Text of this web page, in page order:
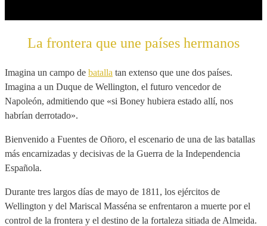
La frontera que une países hermanos
Imagina un campo de batalla tan extenso que une dos países.
Imagina a un Duque de Wellington, el futuro vencedor de
Napoleón, admitiendo que «si Boney hubiera estado allí, nos
habrían derrotado».
Bienvenido a Fuentes de Oñoro, el escenario de una de las batallas
más encarnizadas y decisivas de la Guerra de la Independencia
Española.
Durante tres largos días de mayo de 1811, los ejércitos de
Wellington y del Mariscal Masséna se enfrentaron a muerte por el
control de la frontera y el destino de la fortaleza sitiada de Almeida.